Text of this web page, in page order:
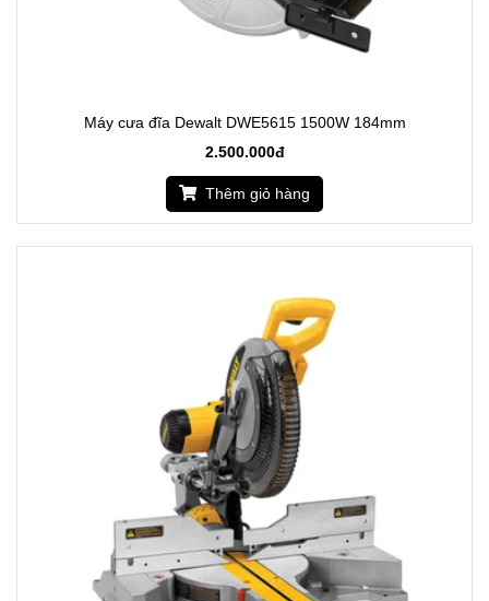
Máy cưa đĩa Dewalt DWE5615 1500W 184mm
2.500.000đ
Thêm giỏ hàng